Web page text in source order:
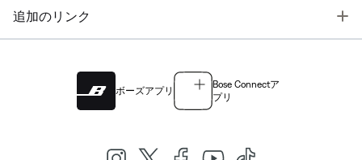
追加のリンク
ボーズアプリ
Bose Connectア
プリ